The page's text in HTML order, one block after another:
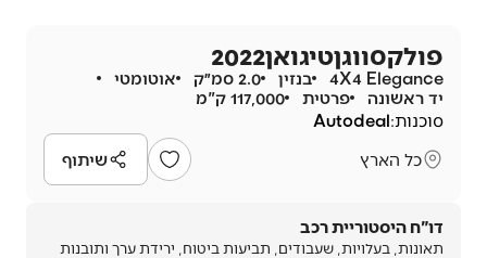
פולקסווגןטיגואן2022
4X4 Elegance בנזין 2.0 סמ״ק
אוטומטי
יד ראשונה
פרטית
117,000 ק"מ
סוכנות:Autodeal
כל הארץ
שיתוף
דו"ח היסטוריית רכב
תאונות, בעלויות, שעבודים, תביעות ביטוח, ירידת ערך ותובנות